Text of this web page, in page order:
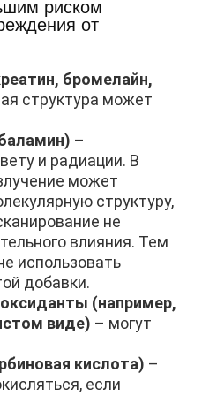
риском
от
бромелайн,
структура может
–
и радиации. В
может
структуру,
не
влияния. Тем
использовать
добавки.
(например,
виде) – могут
кислота) –
если